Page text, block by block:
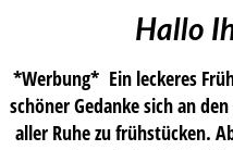
Hallo
*Werbung* Ein leckeres
schöner Gedanke sich an
aller Ruhe zu frühstücken.